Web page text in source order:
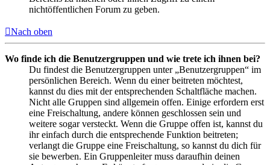
nichtöffentlichen Forum zu geben.
Nach oben
Wo finde ich die Benutzergruppen und wie trete ich ihnen bei?
Du findest die Benutzergruppen unter „Benutzergruppen“ im
persönlichen Bereich. Wenn du einer beitreten möchtest,
kannst du dies mit der entsprechenden Schaltfläche machen.
Nicht alle Gruppen sind allgemein offen. Einige erfordern erst
eine Freischaltung, andere können geschlossen sein und
weitere sogar versteckt. Wenn die Gruppe offen ist, kannst du
ihr einfach durch die entsprechende Funktion beitreten;
verlangt die Gruppe eine Freischaltung, so kannst du dich für
sie bewerben. Ein Gruppenleiter muss daraufhin deinen